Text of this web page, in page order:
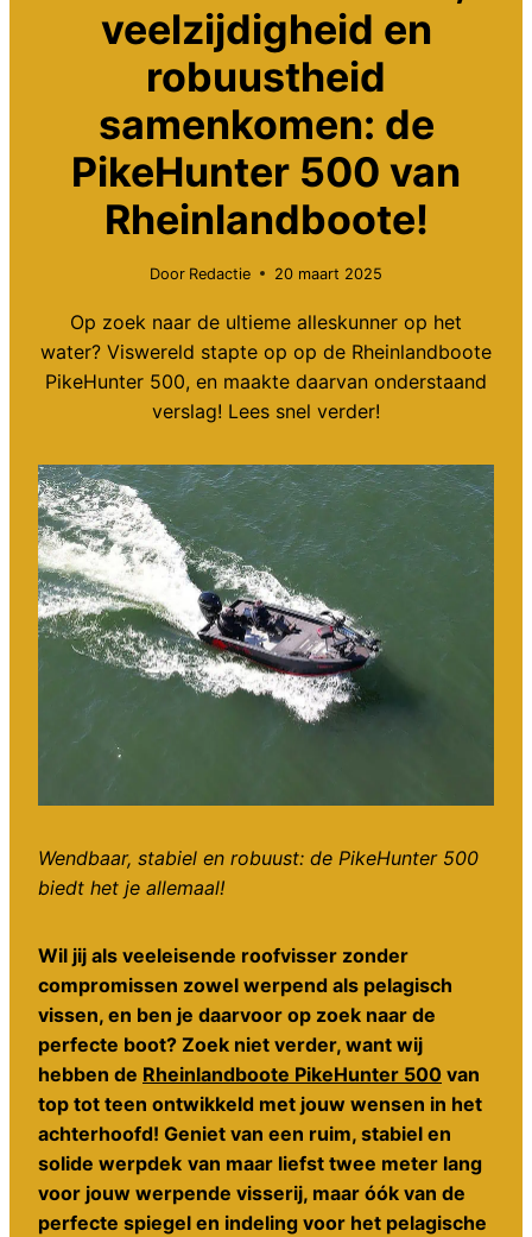
veelzijdigheid en
robuustheid
samenkomen: de
PikeHunter 500 van
Rheinlandboote!
Door Redactie 20 maart 2025
Op zoek naar de ultieme alleskunner op het
water? Viswereld stapte op op de Rheinlandboote
PikeHunter 500, en maakte daarvan onderstaand
verslag! Lees snel verder!
Wendbaar, stabiel en robuust: de PikeHunter 500
biedt het je allemaal!
Wil jij als veeleisende roofvisser zonder
compromissen zowel werpend als pelagisch
vissen, en ben je daarvoor op zoek naar de
perfecte boot? Zoek niet verder, want wij
hebben de Rheinlandboote PikeHunter 500 van
top tot teen ontwikkeld met jouw wensen in het
achterhoofd! Geniet van een ruim, stabiel en
solide werpdek van maar liefst twee meter lang
voor jouw werpende visserij, maar óók van de
perfecte spiegel en indeling voor het pelagische